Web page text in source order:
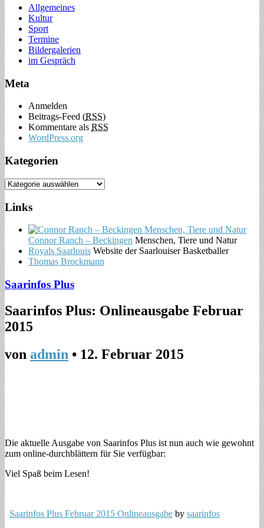
Allgemeines
Kultur
Sport
Termine
Bildergalerien
im Gespräch
Meta
Anmelden
Beitrags-Feed (RSS)
Kommentare als RSS
WordPress.org
Kategorien
Links
Connor Ranch – Beckingen Menschen, Tiere und Natur
Royals Saarlouis Website der Saarlouiser Basketballer
Thomas Brockmann
Saarinfos Plus
Saarinfos Plus: Onlineausgabe Februar
2015
von admin • 12. Februar 2015
Die aktuelle Ausgabe von Saarinfos Plus ist nun auch wie gewohnt
zum online-durchblättern für Sie verfügbar:
Viel Spaß beim Lesen!
Saarinfos Plus Februar 2015 Onlineausgabe by saarinfos